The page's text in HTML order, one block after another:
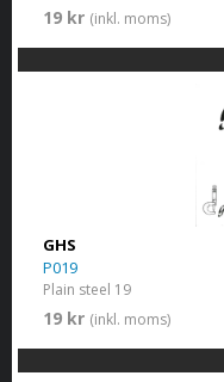
19 kr (inkl. moms)
GHS
P019
Plain steel 19
19 kr (inkl. moms)